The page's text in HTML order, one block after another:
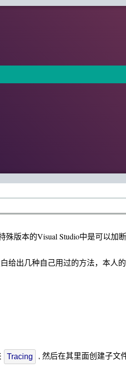
版本的Visual Studio中是可以加
给出几种自己用过的方法，本人
Tracing , 然后在其里面创建子文